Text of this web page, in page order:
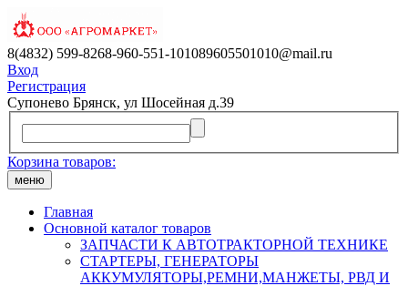
8(4832) 599-8268-960-551-101089605501010@mail.ru
Вход
Регистрация
Супонево Брянск, ул Шосейная д.39
Корзина товаров:
меню
Главная
Основной каталог товаров
ЗАПЧАСТИ К АВТОТРАКТОРНОЙ ТЕХНИКЕ
СТАРТЕРЫ, ГЕНЕРАТОРЫ
АККУМУЛЯТОРЫ,РЕМНИ,МАНЖЕТЫ, РВД И